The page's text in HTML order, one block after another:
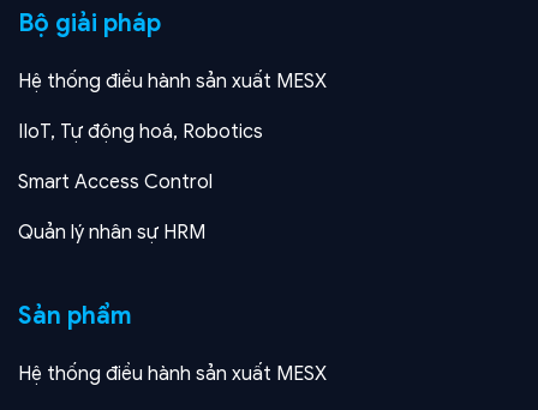
Bộ giải pháp
Hệ thống điều hành sản xuất MESX
IIoT, Tự động hoá, Robotics
Smart Access Control
Quản lý nhân sự HRM
Sản phẩm
Hệ thống điều hành sản xuất MESX